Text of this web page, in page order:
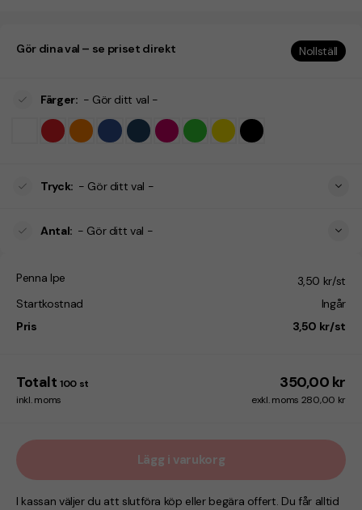
Gör dina val – se priset direkt Nollställ
Färger: - Gör ditt val -
Tryck: - Gör ditt val -
Antal: - Gör ditt val -
Penna Ipe
3,50 kr/st
Startkostnad
Ingår
Pris
3,50 kr/st
Totalt 100 st 350,00 kr
inkl. moms exkl. moms 280,00 kr
Lägg i varukorg
I kassan väljer du att slutföra köp eller begära offert. Du får alltid